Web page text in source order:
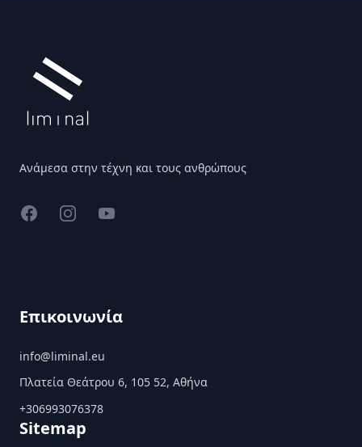
Ανάμεσα στην τέχνη και τους ανθρώπους
FacebookInstagramYouTube
Επικοινωνία
info@liminal.eu
Πλατεία Θεάτρου 6, 105 52, Αθήνα
+306993076378
Sitemap